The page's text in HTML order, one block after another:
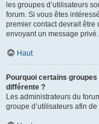
les groupes d’utilisateurs
forum. Si vous êtes
premier contact devrait être
envoyant un message privé.
Haut
Pourquoi certains
différente ?
Les administrateurs du
groupe d’utilisateurs afin